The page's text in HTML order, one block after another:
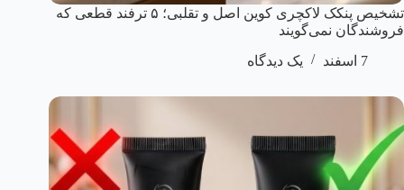
تشخیص پنکک لاکچری کوین اصل و تقلبی؛ ۵ ترفند قطعی که
فروشندگان نمی‌گویند
7 اسفند
یک دیدگاه